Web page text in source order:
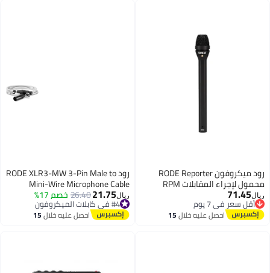
رود ميكروفون RODE Reporter
محمول لإجراء المقابلات RPM
ريال71.45
أقل سعر في 7 يوم
أقل سعر في 7 يوماحصل عليه خلال15
رود RODE XLR3-MW 3-Pin Male to
Mini-Wire Microphone Cable
Adapter XLR3MW white
ريال21.75
26.40خصم 17% #4 في كابلات الميكروفون
أقل سعر في 7 يوم
#4 في كابلات الميكروفون احصل عليه خلال15